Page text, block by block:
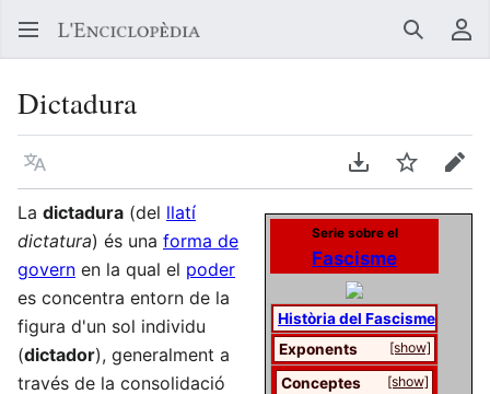
Buscar
Dictadura
Llegir en un atre idioma Descarregar en
Vigilar
Serie sobre el
Fascisme
Història del Fascisme
Exponents
[show]
Conceptes [show]
La dictadura (del llatí
dictatura) és una forma de
govern en la qual el poder
es concentra entorn de la
figura d'un sol individu
(dictador), generalment a
través de la consolidació